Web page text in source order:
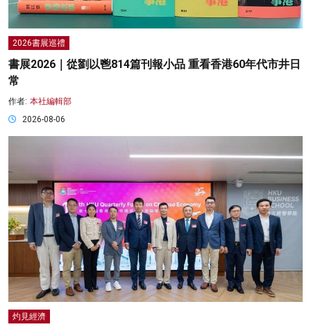
2026書展巡禮
書展2026｜從劉以鬯814篇刊報小品 重看香港60年代市井日
常
作者: 本社編輯部
2026-08-06
灼見經濟